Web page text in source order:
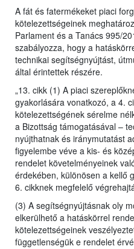
A fát és fatermékeket piaci
kötelezettségeinek
Parlament és a Tanács 995/
szabályozza, hogy a
technikai segítségnyújtást,
által érintettek részére.
„13. cikk (1) A piaci
gyakorlására vonatkozó, a 4.
kötelezettségének sérelme
a Bizottság támogatásával –
nyújthatnak és iránymutatást
figyelembe véve a kis- és
rendelet követelményeinek
érdekében, különösen a kellő
6. cikknek megfelelő
(3) A segítségnyújtásnak oly
elkerülhető a hatáskörrel
kötelezettségeinek
függetlenségük e rendelet